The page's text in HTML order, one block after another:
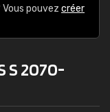
pouvez créer
S 2070-